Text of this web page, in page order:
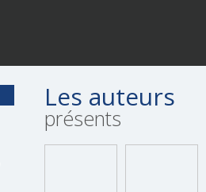
Les auteurs
présents